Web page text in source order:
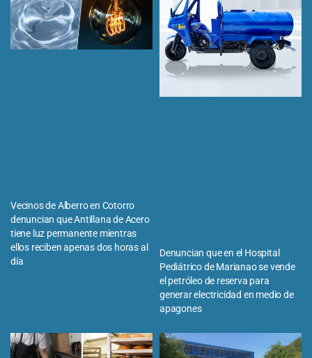
Vecinos de Alberro en Cotorro
denuncian que Antillana de Acero
tiene luz permanente mientras
ellos reciben apenas dos horas al
día
Denuncian que en el Hospital
Pediátrico de Marianao se vende
el petróleo de reserva para
generar electricidad en medio de
apagones